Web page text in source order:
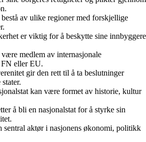
av ulike regioner med forskjellige
er viktig for å beskytte sine innbyggere
medlem av internasjonale
FN eller EU.
gir den rett til å ta beslutninger
kan være formet av historie, kultur
å bli en nasjonalstat for å styrke sin
sentral aktør i nasjonens økonomi, politikk